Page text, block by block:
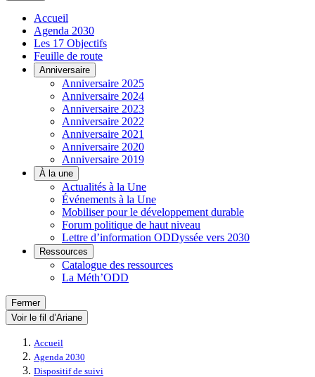
Accueil
Agenda 2030
Les 17 Objectifs
Feuille de route
Anniversaire
Anniversaire 2025
Anniversaire 2024
Anniversaire 2023
Anniversaire 2022
Anniversaire 2021
Anniversaire 2020
Anniversaire 2019
À la une
Actualités à la Une
Événements à la Une
Mobiliser pour le développement durable
Forum politique de haut niveau
Lettre d’information ODDyssée vers 2030
Ressources
Catalogue des ressources
La Méth’ODD
Fermer
Voir le fil d’Ariane
Accueil
Agenda 2030
Dispositif de suivi